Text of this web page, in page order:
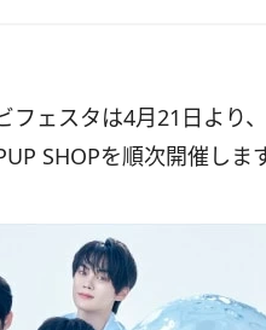
フェスタは4月21日より
SHOPを順次開催します